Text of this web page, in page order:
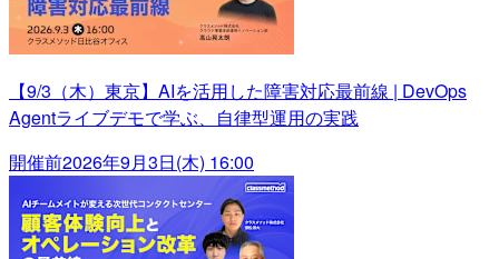
【9/3（木）東京】AIを活用した障害対応最前線 | DevOps
Agentライブデモで学ぶ、自律型運用の実践
開催前2026年9月3日(木) 16:00